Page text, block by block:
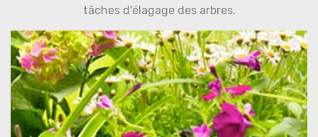
tâches d'élagage des arbres.